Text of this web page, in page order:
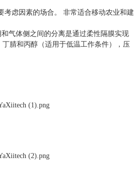
虑因素的场合。
非常适合移动农业和建
气体侧之间的分离是通过柔性隔膜实现
腈和丙醇（适用于低温工作条件），压